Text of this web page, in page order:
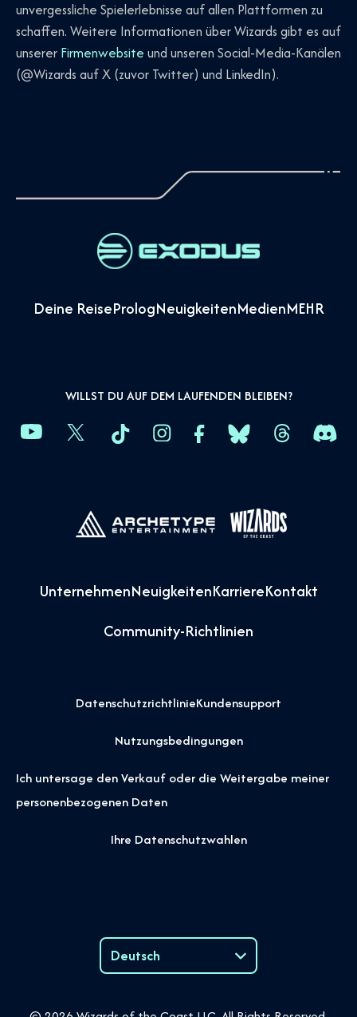
unvergessliche Spielerlebnisse auf allen Plattformen zu
schaffen. Weitere Informationen über Wizards gibt es auf
unserer Firmenwebsite und unseren Social-Media-Kanälen
(@Wizards auf X (zuvor Twitter) und LinkedIn).
Deine ReisePrologNeuigkeitenMedienMEHR
WILLST DU AUF DEM LAUFENDEN BLEIBEN?
UnternehmenNeuigkeitenKarriereKontakt
Community-Richtlinien
DatenschutzrichtlinieKundensupport
Nutzungsbedingungen
Ich untersage den Verkauf oder die Weitergabe meiner
personenbezogenen Daten
Ihre Datenschutzwahlen
Deutsch